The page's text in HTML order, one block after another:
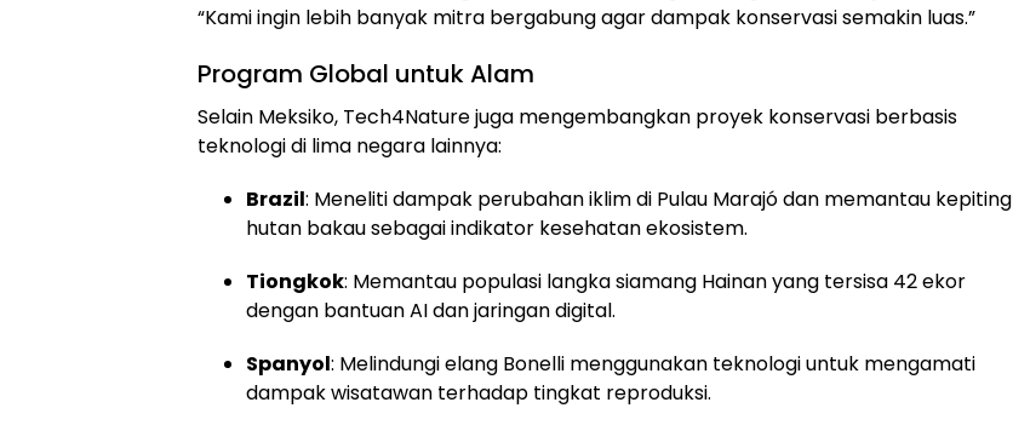
“Kami ingin lebih banyak mitra bergabung agar dampak konservasi semakin luas.”
Program Global untuk Alam
Selain Meksiko, Tech4Nature juga mengembangkan proyek konservasi berbasis
teknologi di lima negara lainnya:
Brazil: Meneliti dampak perubahan iklim di Pulau Marajó dan memantau kepiting
hutan bakau sebagai indikator kesehatan ekosistem.
Tiongkok: Memantau populasi langka siamang Hainan yang tersisa 42 ekor
dengan bantuan AI dan jaringan digital.
Spanyol: Melindungi elang Bonelli menggunakan teknologi untuk mengamati
dampak wisatawan terhadap tingkat reproduksi.